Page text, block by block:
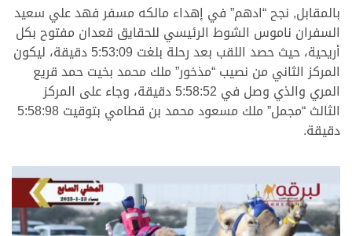
بالمقابل, نجح “ادهم” في إهداء مالكه مسفر فهد علي سعيد
السفران ناموس الشوط الرئيسي للحقايق قعدان مفتوح بكل
أريحية، حيث حصد اللقب بعد رحلة بلغت 5:53:09 دقيقة، ليكون
المركز الثاني من نصيب “مذخور” ملك محمد بخيت حمد قريع
المري والذي وصل في 5:58:52 دقيقة، وجاء على المركز
الثالث “مجمل” ملك مسعود محمد بن قطامي بتوقيت 5:58:98
دقيقة.